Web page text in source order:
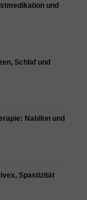
und
Schlaf und
Nabilon und
Spastizität